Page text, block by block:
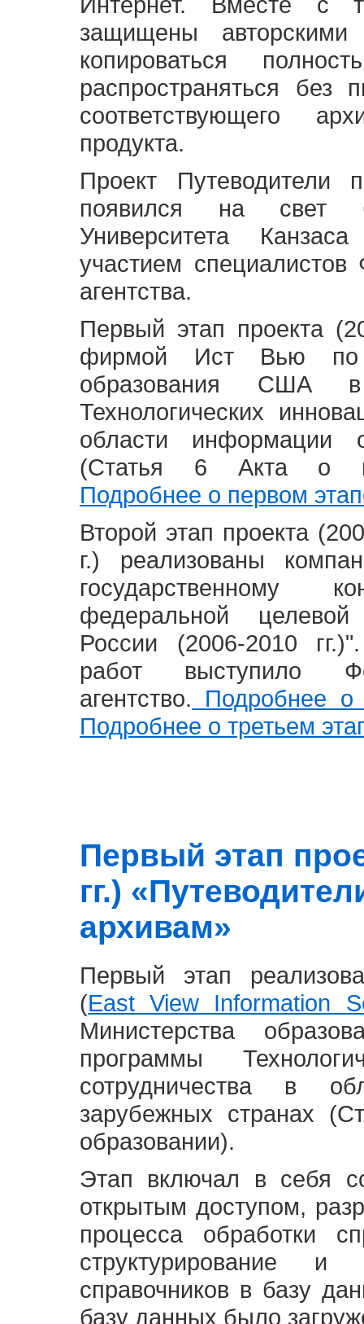
защищены
копироваться
распространяться без
соответствующего
продукта.
Проект Путеводители
появился на свет
Университета
участием специалистов
агентства.
Первый этап проекта
фирмой Ист Вью по
образования США
Технологических
области информации
(Статья 6 Акта о
Подробнее о первом
Второй этап проекта
г.) реализованы
государственному
федеральной
России (2006-2010
работ выступило
агентство. Подробнее о
Подробнее о третьем
Первый этап
гг.)
архивам»
Первый этап
(East View Information
Министерства
программы
сотрудничества в
зарубежных странах
образовании).
Этап включал в себя
открытым доступом,
процесса обработки
структурирование и
справочников в базу
базу данных было